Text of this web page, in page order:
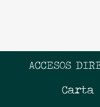
ACCESOS
Carta